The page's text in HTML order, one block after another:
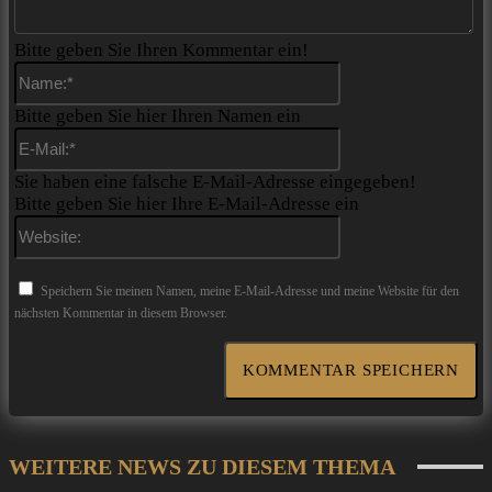
Bitte geben Sie Ihren Kommentar ein!
Bitte geben Sie hier Ihren Namen ein
Sie haben eine falsche E-Mail-Adresse eingegeben!
Bitte geben Sie hier Ihre E-Mail-Adresse ein
Speichern Sie meinen Namen, meine E-Mail-Adresse und meine Website für den
nächsten Kommentar in diesem Browser.
WEITERE NEWS ZU DIESEM THEMA